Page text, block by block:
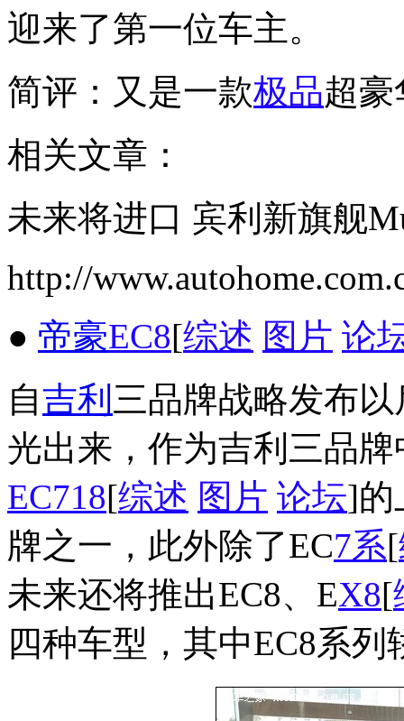
迎来了第一位车主。
简评：又是一款极品超豪
相关文章：
未来将进口 宾利新旗舰
http://
● 帝豪EC8[综述 图片 论
自吉利 三品牌战略发布
光出来，作为吉利三品
EC718[综述 图片 论坛]的
牌之一，此外除了EC7系[
未来还将推出EC8、EX8[
四种车型，其中EC8系